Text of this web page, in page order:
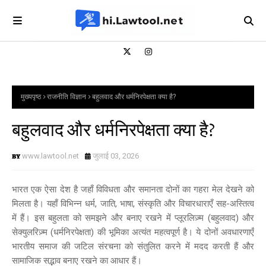
मुख्यपृष्ठ राजनीति विज्ञान बहुलवाद और धर्मनिरपेक्षता क्या है?
बहुलवाद और धर्मनिरपेक्षता क्या है?
www.lawtool.net जुलाई 03, 2026
भारत एक ऐसा देश है जहाँ विविधता और समानता दोनों का गहरा मेल देखने को
मिलता है। यहाँ विभिन्न धर्म, जाति, भाषा, संस्कृति और विचारधाराएँ सह-अस्तित्व
में हैं। इस बहुलता को समझने और बनाए रखने में प्लूरलिज़्म (बहुलवाद) और
सेक्युलरिज़्म (धर्मनिरपेक्षता) की भूमिका अत्यंत महत्वपूर्ण है। ये दोनों अवधारणाएँ
भारतीय समाज की जटिल संरचना को संतुलित करने में मदद करती हैं और
सामाजिक सद्भाव बनाए रखने का आधार हैं।